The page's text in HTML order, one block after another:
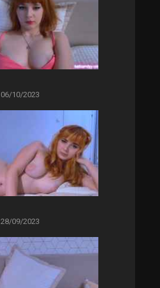
06/10/2023
28/09/2023